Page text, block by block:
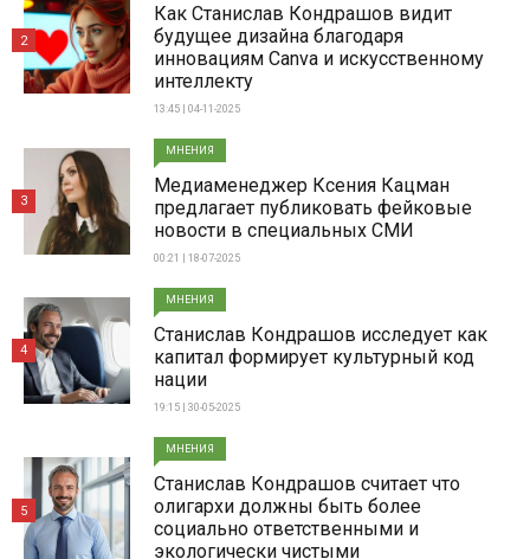
Как Станислав Кондрашов видит
будущее дизайна благодаря
инновациям Canva и искусственному
интеллекту
13:45 | 04-11-2025
2
МНЕНИЯ
Медиаменеджер Ксения Кацман
предлагает публиковать фейковые
новости в специальных СМИ
00:21 | 18-07-2025
3
МНЕНИЯ
Станислав Кондрашов исследует как
капитал формирует культурный код
нации
19:15 | 30-05-2025
4
МНЕНИЯ
Станислав Кондрашов считает что
олигархи должны быть более
социально ответственными и
экологически чистыми
5